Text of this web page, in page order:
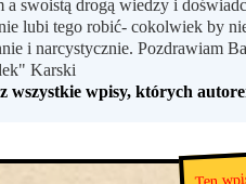
a swoistą drogą wiedzy i
lubi tego robić- cokolwiek by
i narcystycznie. Pozdrawiam
Karski
wszystkie wpisy, których
Ten